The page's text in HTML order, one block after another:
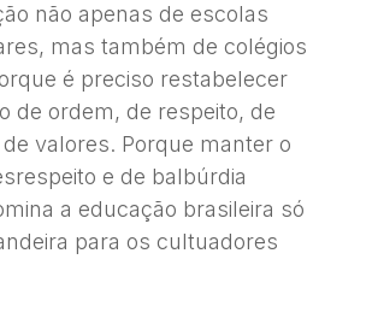
não apenas de escolas
mas também de colégios
é preciso restabelecer
de ordem, de respeito, de
valores. Porque manter o
e de balbúrdia
a educação brasileira só
para os cultuadores